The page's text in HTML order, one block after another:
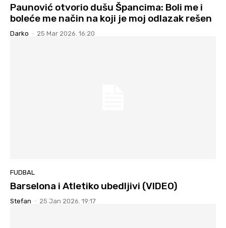
Paunović otvorio dušu Špancima: Boli me i
boleće me način na koji je moj odlazak rešen
Darko - 25 Mar 2026. 16:20
FUDBAL
Barselona i Atletiko ubedljivi (VIDEO)
Stefan - 25 Jan 2026. 19:17